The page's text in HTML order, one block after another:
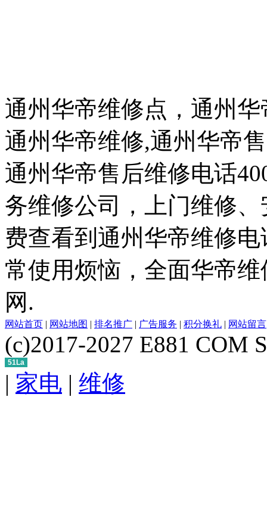
通州华帝维修点，通州
通州华帝维修,通州华帝
通州华帝售后维修电话
务维修公司，上门维修
费查看到通州华帝维修
常使用烦恼，全面华帝
网.
网站首页 | 网站地图 | 排名推广 | 广告服务 | 积分换礼 | 网站留言
(c)2017-2027 E881 COM
51La
| 家电 | 维修